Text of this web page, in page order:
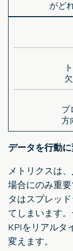
がど
プ
方
データを行動
メトリクスは
場合にのみ重
タはスプレッ
てしまいます
KPIをリアルタ
変えます。